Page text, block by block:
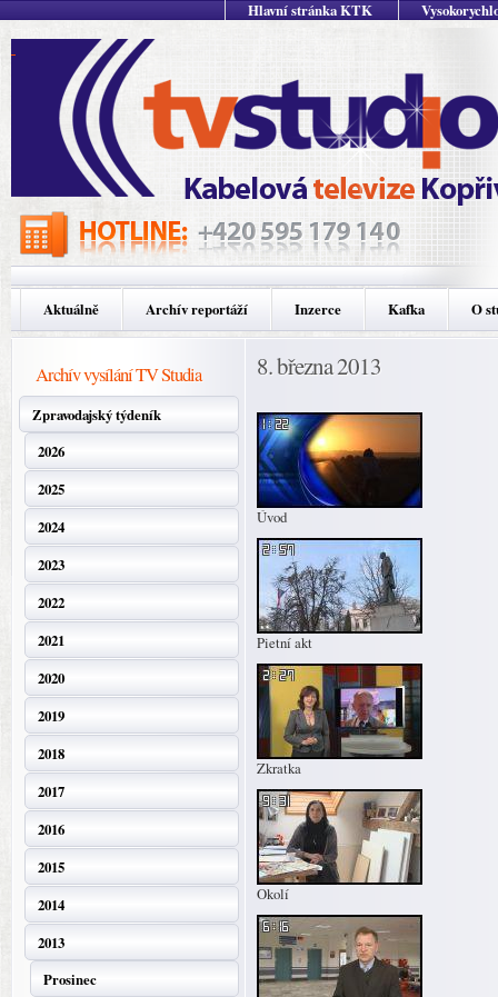
Hlavní stránka KTK
Aktuálně Archív reportáží Inzerce Kafka O
Archív vysílání TV Studia
Zpravodajský týdeník
2026
2025
2024
2023
2022
2021
2020
2019
2018
2017
2016
2015
2014
2013
Prosinec
8. března 2013
Úvod
Pietní akt
Zkratka
Okolí